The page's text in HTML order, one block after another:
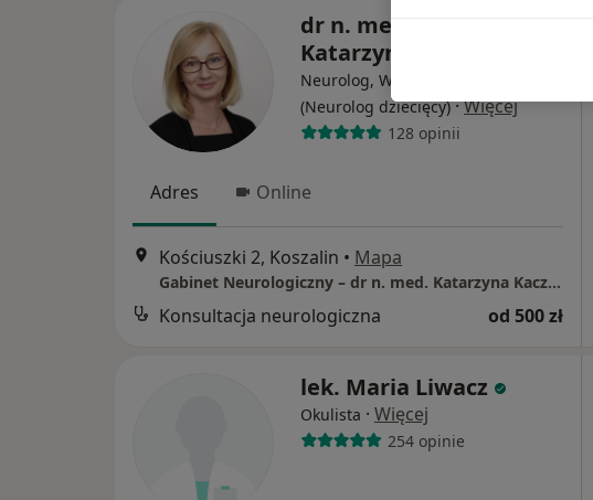
dr n. med. i n. o zdr.
Katarzyna Kaczmarek
Neurolog, W trakcie specjalizacji
(Neurolog dziecięcy)·Więcej
128 opinii
Adres Online
Kościuszki 2, Koszalin • Mapa
Gabinet Neurologiczny – dr n. med. Katarzyna Kaczmarek, Koszalin (prywatna praktyka).
Konsultacja neurologiczna od 500 zł
lek. Maria Liwacz
Okulista · Więcej
254 opinie